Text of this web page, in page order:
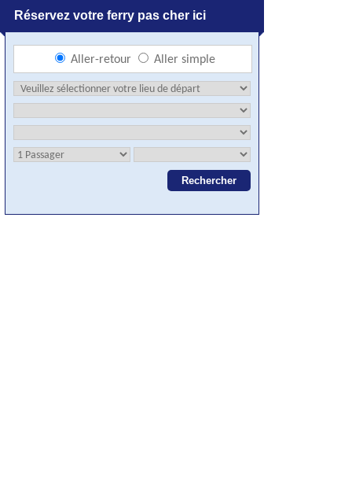
Réservez votre ferry pas cher ici
Aller-retour Aller simple